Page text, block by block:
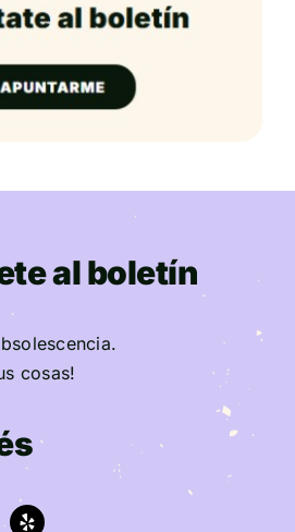
al boletín
cosas!